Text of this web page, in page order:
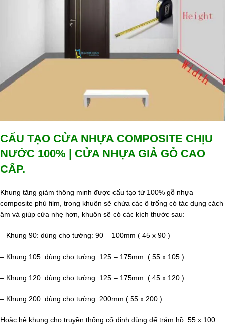
CẤU TẠO CỬA NHỰA COMPOSITE CHỊU
NƯỚC 100% | CỬA NHỰA GIẢ GỖ CAO
CẤP.
Khung tăng giảm thông minh được cấu tạo từ 100% gỗ nhựa
composite phủ film, trong khuôn sẽ chứa các ô trống có tác dụng cách
âm và giúp cửa nhẹ hơn, khuôn sẽ có các kích thước sau:
– Khung 90: dùng cho tường: 90 – 100mm ( 45 x 90 )
– Khung 105: dùng cho tường: 125 – 175mm. ( 55 x 105 )
– Khung 120: dùng cho tường: 125 – 175mm. ( 45 x 120 )
– Khung 200: dùng cho tường: 200mm ( 55 x 200 )
Hoăc hệ khung cho truyền thống cố định dùng để trám hồ 55 x 100